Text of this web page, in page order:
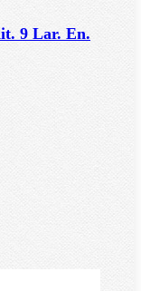
9 Lar. En.